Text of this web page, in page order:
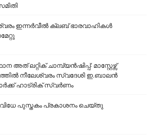
ഇന്നർവീൽ ക്ലബ് ഭാരവാഹികൾ
അത് ലറ്റിക് ചാമ്പ്യൻഷിപ്പ്: മാസ്റ്റേഴ്സ്
നീലേശ്വരം സ്വദേശി ഇ.ബാലൻ
ഹാട്രിക് സ്വർണം
പുസ്തകം പ്രകാശനം ചെയ്തു